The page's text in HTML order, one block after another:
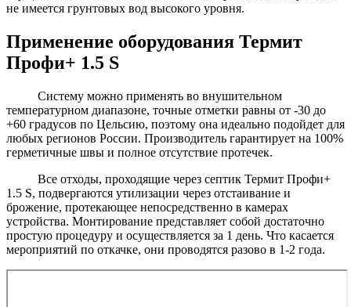
не имеется грунтовых вод высокого уровня.
Применение оборудования Термит
Профи+ 1.5 S
Систему можно применять во внушительном
температурном диапазоне, точные отметки равны от -30 до
+60 градусов по Цельсию, поэтому она идеально подойдет для
любых регионов России. Производитель гарантирует на 100%
герметичные швы и полное отсутствие протечек.
Все отходы, проходящие через септик Термит Профи+
1.5 S, подвергаются утилизации через отстаивание и
брожение, протекающее непосредственно в камерах
устройства. Монтирование представляет собой достаточно
простую процедуру и осуществляется за 1 день. Что касается
мероприятий по откачке, они проводятся разово в 1-2 года.